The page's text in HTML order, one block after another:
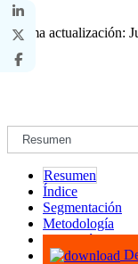
Última actualización:
Resumen
Índice
Segmentación
Metodología
Infografías